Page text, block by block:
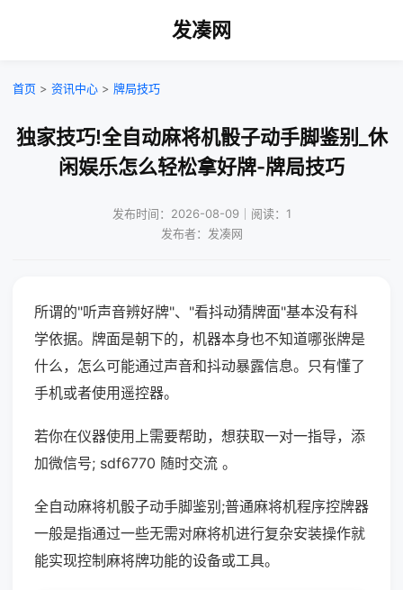
发凑网
首页 > 资讯中心 > 牌局技巧
独家技巧!全自动麻将机骰子动手脚鉴别_休
闲娱乐怎么轻松拿好牌-牌局技巧
发布时间：2026-08-09｜阅读：1
发布者：发凑网
所谓的"听声音辨好牌"、"看抖动猜牌面"基本没有科
学依据。牌面是朝下的，机器本身也不知道哪张牌是
什么，怎么可能通过声音和抖动暴露信息。只有懂了
手机或者使用遥控器。
若你在仪器使用上需要帮助，想获取一对一指导，添
加微信号; sdf6770 随时交流 。
全自动麻将机骰子动手脚鉴别;普通麻将机程序控牌器
一般是指通过一些无需对麻将机进行复杂安装操作就
能实现控制麻将牌功能的设备或工具。